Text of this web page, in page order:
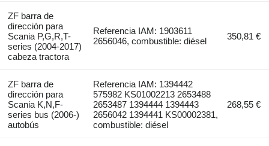
ZF barra de
dirección para
Scania P,G,R,T-
series (2004-2017)
cabeza tractora
Referencia IAM: 1903611
2656046, combustible: diésel
350,81 €
ZF barra de
dirección para
Scania K,N,F-
series bus (2006-)
autobús
Referencia IAM: 1394442
575982 KS01002213 2653488
2653487 1394444 1394443
2656042 1394441 KS00002381,
combustible: diésel
268,55 €